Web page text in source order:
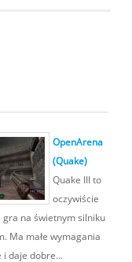
OpenArena
(Quake)
Quake III to
oczywiście
gra na świetnym silniku
Ma małe wymagania
i daje dobre...